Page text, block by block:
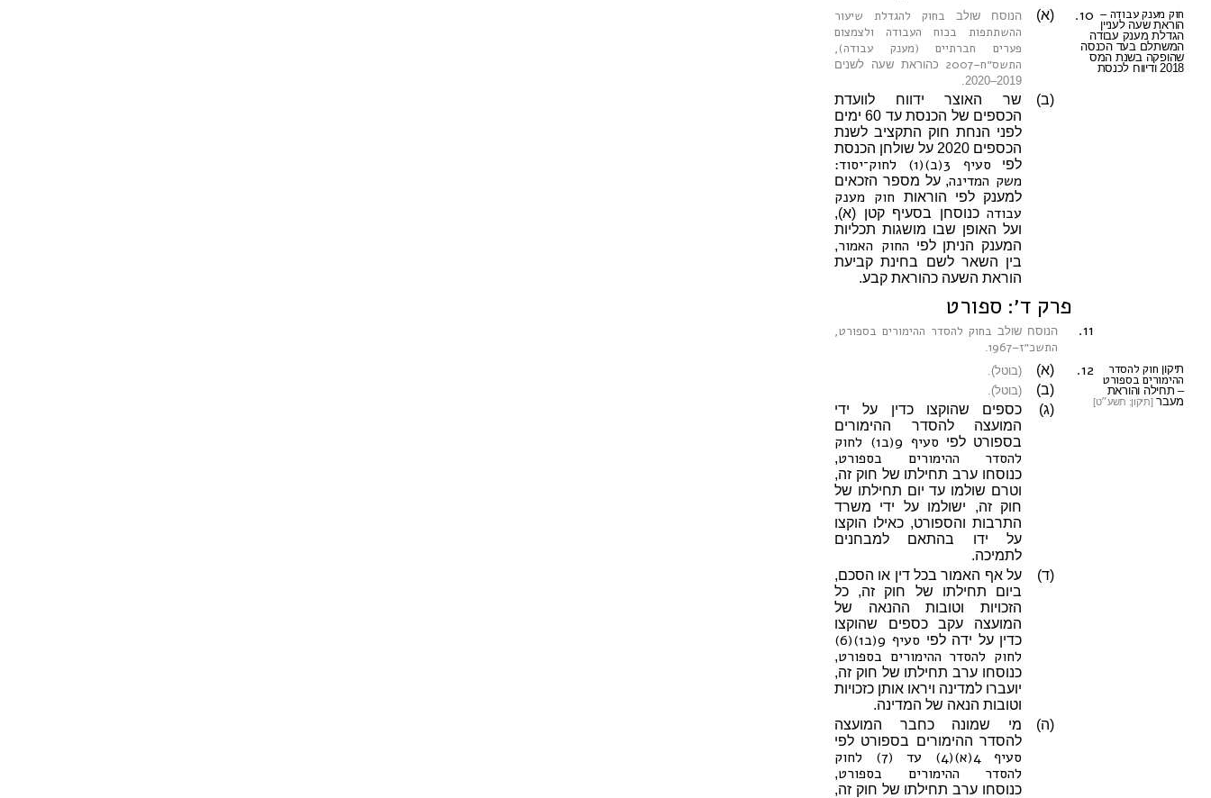
10. חוק מענק עבודה –
הוראת שעה לעניין
הגדלת מענק עבודה
המשתלם בעד הכנסה
שהופקה בשנת המס
2018 ודיווח לכנסת
(א) הנוסח שולב בחוק להגדלת שיעור
ההשתתפות בכוח העבודה ולצמצום
פערים חברתיים (מענק עבודה),
התשס״ח–2007
כהוראת שעה לשנים
2019–2020.
(ב)
שר האוצר ידווח לוועדת
הכספים של הכנסת עד 60 ימים
לפני הנחת חוק התקציב לשנת
הכספים 2020 על שולחן הכנסת
לפי
סעיף 3(ב)(1) לחוק־יסוד:
משק המדינה, על מספר הזכאים
למענק לפי הוראות חוק מענק
עבודה כנוסחן בסעיף קטן (א),
ועל האופן שבו מושגות תכליות
המענק הניתן לפי החוק האמור,
בין השאר לשם בחינת קביעת
הוראת השעה כהוראת קבע.
פרק ד׳: ספורט
11. הנוסח שולב בחוק להסדר ההימורים בספורט,
התשכ״ז–1967
12. תיקון חוק להסדר
ההימורים בספורט
– תחילה והוראת
מעבר[תיקון: תשע״ט]
(א) (בוטל).
(ב) (בוטל).
(ג)
כספים שהוקצו כדין על ידי
המועצה להסדר ההימורים
בספורט לפי
סעיף 9(ב1) לחוק
להסדר ההימורים בספורט,
כנוסחו ערב תחילתו של חוק זה,
וטרם שולמו עד יום תחילתו של
חוק זה, ישולמו על ידי משרד
התרבות והספורט, כאילו הוקצו
על ידו בהתאם למבחנים
לתמיכה.
(ד)
על אף האמור בכל דין או הסכם,
ביום תחילתו של חוק זה, כל
הזכויות וטובות ההנאה של
המועצה עקב כספים שהוקצו
כדין על ידה לפי
סעיף 9(ב1)(6)
לחוק להסדר ההימורים בספורט,
כנוסחו ערב תחילתו של חוק זה,
יועברו למדינה ויראו אותן כזכויות
וטובות הנאה של המדינה.
(ה)
מי שמונה כחבר המועצה
להסדר ההימורים בספורט לפי
סעיף 4(א)(4) עד (7) לחוק
להסדר ההימורים בספורט,
כנוסחו ערב תחילתו של חוק זה,